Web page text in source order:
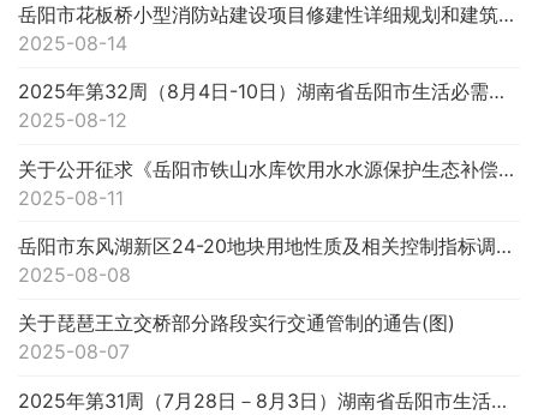
岳阳市花板桥小型消防站建设项目修建性详细规划和建筑设计方案批前公示(图)
2025-08-14
2025年第32周（8月4日-10日）湖南省岳阳市生活必需品市场运行情况分析
2025-08-12
关于公开征求《岳阳市铁山水库饮用水水源保护生态补偿资金管理办法（征求意见稿）》意见的公告
2025-08-11
岳阳市东风湖新区24-20地块用地性质及相关控制指标调整方案批前公示(图)
2025-08-08
关于琵琶王立交桥部分路段实行交通管制的通告(图)
2025-08-07
2025年第31周（7月28日－8月3日）湖南省岳阳市生活必需品市场运行情况分析